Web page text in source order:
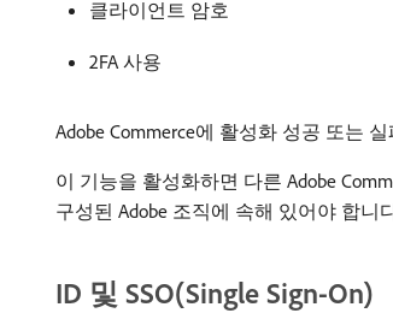
클라이언트 암호
2FA 사용
Adobe Commerce에 활성화 성공 또는
이 기능을 활성화하면 다른 Adobe
구성된 Adobe 조직에 속해 있어야 합니
ID 및 SSO(Single Sign-On)